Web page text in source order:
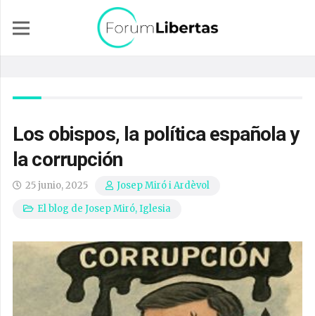
Los obispos, la política española y
la corrupción
25 junio, 2025
Josep Miró i Ardèvol
El blog de Josep Miró,Iglesia